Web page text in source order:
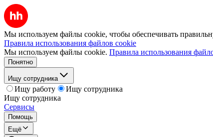
Мы используем файлы cookie, чтобы обеспечивать
Правила использования файлов cookie
Мы используем файлы cookie. Правила использования
Понятно
Ищу сотрудника
Ищу работу
Ищу сотрудника
Ищу сотрудника
Сервисы
Помощь
Ещё